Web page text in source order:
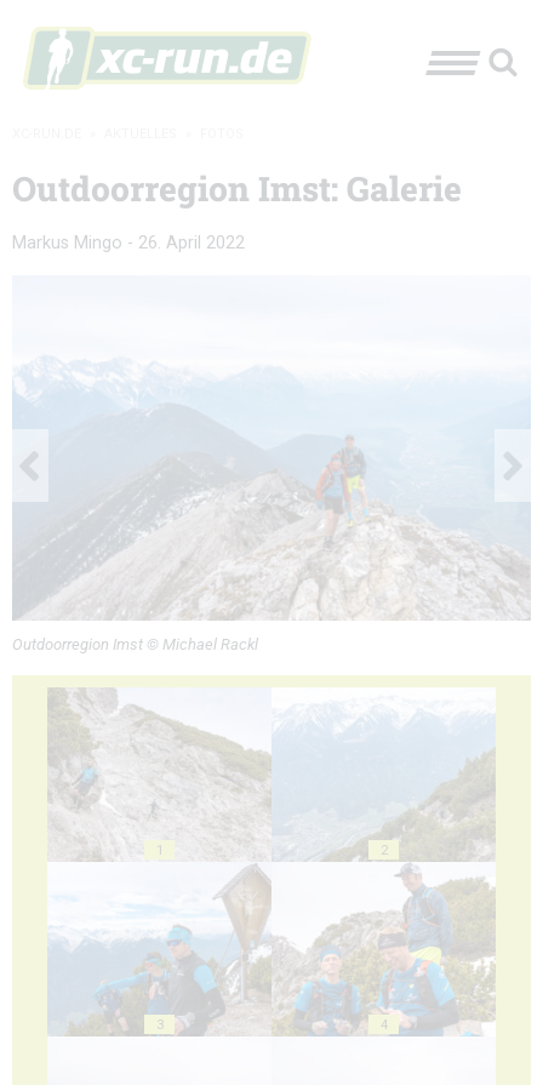
Outdoorregion Imst: Galerie
Markus Mingo - 26. April 2022
Outdoorregion Imst © Michael Rackl
1 2
3 4